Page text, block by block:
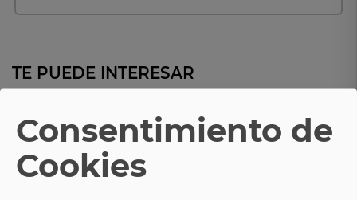
TE PUEDE INTERESAR
DC SHOES
Zapatillas DC SHOES STAG Negras
320188-Bgm
79,95 € 89,95 €
DC SHOES
Consentimiento de
Cookies